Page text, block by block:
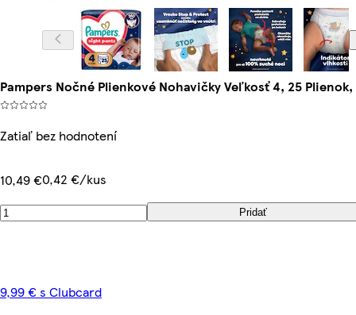
Pampers Nočné Plienkové Nohavičky Veľkosť 4, 25 Plienok,
Zatiaľ bez hodnotení
10,49 €0,42 €/kus
Pridať
9,99 € s Clubcard